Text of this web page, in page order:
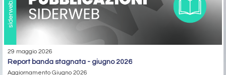
29 maggio 2026
report banda stagnata - giugno 2026
Aggiornamento Giugno 2026